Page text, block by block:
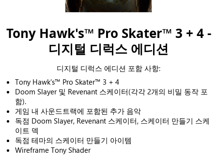
Tony Hawk's™ Pro Skater™ 3 + 4 -
디지털 디럭스 에디션
디지털 디럭스 에디션 포함 사항:
Tony Hawk's™ Pro Skater™ 3 + 4
Doom Slayer 및 Revenant 스케이터(각각 2개의 비밀 동작 포
함).
게임 내 사운드트랙에 포함된 추가 음악
독점 Doom Slayer, Revenant 스케이터, 스케이터 만들기 스케
이트 덱
독점 테마의 스케이터 만들기 아이템
Wireframe Tony Shader